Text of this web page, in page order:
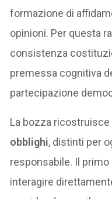
formazione di
opinioni. Per questa
consistenza
premessa cognitiva
partecipazione
La bozza ricostruisce
obblighi, distinti per
responsabile. Il
interagire